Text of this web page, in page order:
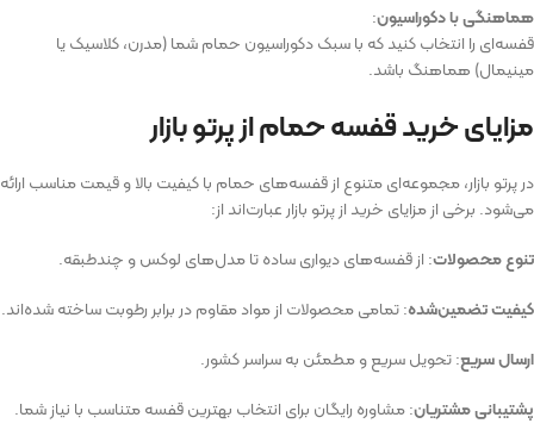
هماهنگی با دکوراسیون:
قفسه‌ای را انتخاب کنید که با سبک دکوراسیون حمام شما (مدرن، کلاسیک یا
مینیمال) هماهنگ باشد.
مزایای خرید قفسه حمام از پرتو بازار
در پرتو بازار، مجموعه‌ای متنوع از قفسه‌های حمام با کیفیت بالا و قیمت مناسب ارائه
می‌شود. برخی از مزایای خرید از پرتو بازار عبارت‌اند از:
تنوع محصولات: از قفسه‌های دیواری ساده تا مدل‌های لوکس و چندطبقه.
کیفیت تضمین‌شده: تمامی محصولات از مواد مقاوم در برابر رطوبت ساخته شده‌اند.
ارسال سریع: تحویل سریع و مطمئن به سراسر کشور.
پشتیبانی مشتریان: مشاوره رایگان برای انتخاب بهترین قفسه متناسب با نیاز شما.